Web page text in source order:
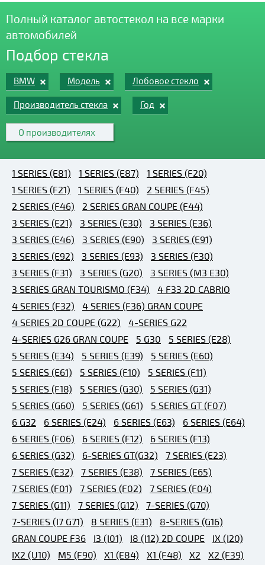
Полный каталог автостекол на все марки
автомобилей
Подбор стекла
BMW Модель Лобовое стекло
Производитель стекла Год
О производителях
1 SERIES (E81) 1 SERIES (E87)
1 SERIES (F20)
1 SERIES (F21)
1 SERIES (F40)
2 SERIES (F45)
2 SERIES (F46)
2 SERIES GRAN COUPE (F44)
3 SERIES (E21)
3 SERIES (E30)
3 SERIES (E36)
3 SERIES (E46)
3 SERIES (E90)
3 SERIES (E91)
3 SERIES (E92)
3 SERIES (E93)
3 SERIES (F30)
3 SERIES (F31)
3 SERIES (G20)
3 SERIES (M3 E30)
3 SERIES GRAN TOURISMO (F34)
4 F33 2D CABRIO
4 SERIES (F32)
4 SERIES (F36) GRAN COUPE
4 SERIES 2D COUPE (G22)
4-SERIES G22
4-SERIES G26 GRAN COUPE
5 G30
5 SERIES (E28)
5 SERIES (E34)
5 SERIES (E39)
5 SERIES (E60)
5 SERIES (E61)
5 SERIES (F10)
5 SERIES (F11)
5 SERIES (F18)
5 SERIES (G30)
5 SERIES (G31)
5 SERIES (G60)
5 SERIES (G61)
5 SERIES GT (F07)
6 G32
6 SERIES (E24) 6 SERIES (E63)
6 SERIES (E64)
6 SERIES (F06)
6 SERIES (F12)
6 SERIES (F13)
6 SERIES (G32)
6-SERIES GT(G32)
7 SERIES (E23)
7 SERIES (E32)
7 SERIES (E38)
7 SERIES (E65)
7 SERIES (F01)
7 SERIES (F02)
7 SERIES (F04)
7 SERIES (G11)
7 SERIES (G12)
7-SERIES (G70)
7-SERIES (I7 G71)
8 SERIES (E31)
8-SERIES (G16)
GRAN COUPE F36
I3 (I01) I8 (I12) 2D COUPE
IX (I20)
IX2 (U10)
M5 (F90) X1 (E84) X1 (F48) X2
X2 (F39)